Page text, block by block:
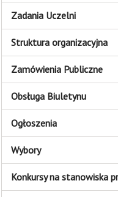
Zadania Uczelni
Struktura organizacyjna
Zamówienia Publiczne
Obsługa Biuletynu
Ogłoszenia
Wybory
Konkursy na stanowiska